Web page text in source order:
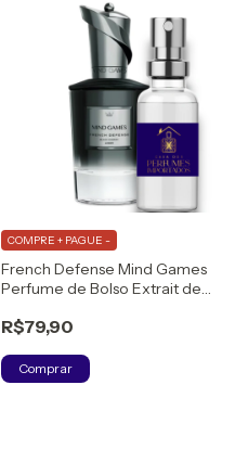
French Defense Mind Games
Perfume de Bolso Extrait de
R$79,90
COMPRE + PAGUE -
Comprar